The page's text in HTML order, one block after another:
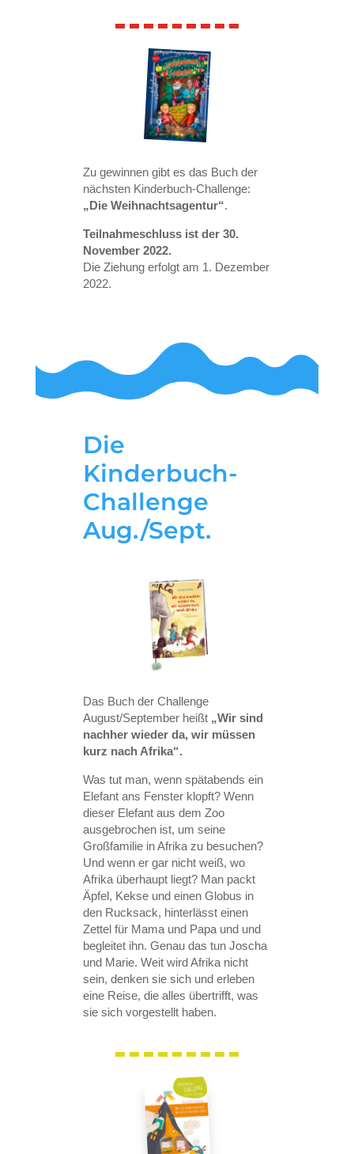
Zu gewinnen gibt es das Buch der
nächsten Kinderbuch-Challenge:
„Die Weihnachtsagentur“.
Teilnahmeschluss ist der 30.
November 2022.
Die Ziehung erfolgt am 1. Dezember
2022.
Die
Kinderbuch-
Challenge
Aug./Sept.
Das Buch der Challenge
August/September heißt „Wir sind
nachher wieder da, wir müssen
kurz nach Afrika“.
Was tut man, wenn spätabends ein
Elefant ans Fenster klopft? Wenn
dieser Elefant aus dem Zoo
ausgebrochen ist, um seine
Großfamilie in Afrika zu besuchen?
Und wenn er gar nicht weiß, wo
Afrika überhaupt liegt? Man packt
Äpfel, Kekse und einen Globus in
den Rucksack, hinterlässt einen
Zettel für Mama und Papa und und
begleitet ihn. Genau das tun Joscha
und Marie. Weit wird Afrika nicht
sein, denken sie sich und erleben
eine Reise, die alles übertrifft, was
sie sich vorgestellt haben.